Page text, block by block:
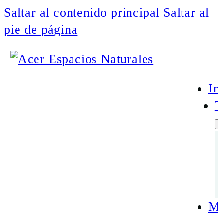
Saltar al contenido principal Saltar al
pie de página